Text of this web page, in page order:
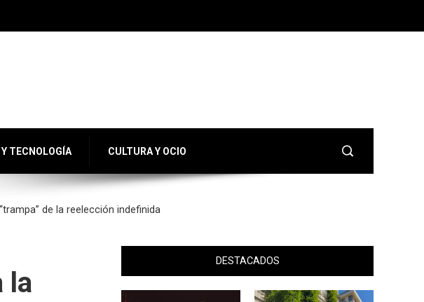
TECNOLOGÍA CULTURA Y OCIO
de la reelección indefinida
la
DESTACADOS